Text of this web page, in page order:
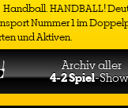
Handball. HANDBALL!
Nummer 1 im
und Aktiven.
Archiv aller
4-2 Spiel-